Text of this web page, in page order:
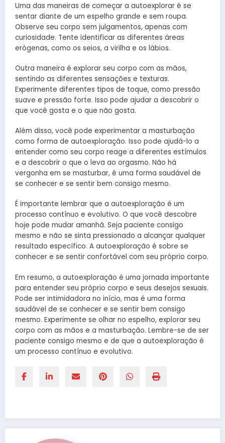
Uma das maneiras de começar a autoexplorar é se
sentar diante de um espelho grande e sem roupa.
Observe seu corpo sem julgamentos, apenas com
curiosidade. Tente identificar as diferentes áreas
erógenas, como os seios, a virilha e os lábios.
Outra maneira é explorar seu corpo com as mãos,
sentindo as diferentes sensações e texturas.
Experimente diferentes tipos de toque, como pressão
suave e pressão forte. Isso pode ajudar a descobrir o
que você gosta e o que não gosta.
Além disso, você pode experimentar a masturbação
como forma de autoexploração. Isso pode ajudá-lo a
entender como seu corpo reage a diferentes estímulos
e a descobrir o que o leva ao orgasmo. Não há
vergonha em se masturbar, é uma forma saudável de
se conhecer e se sentir bem consigo mesmo.
É importante lembrar que a autoexploração é um
processo contínuo e evolutivo. O que você descobre
hoje pode mudar amanhã. Seja paciente consigo
mesmo e não se sinta pressionado a alcançar qualquer
resultado específico. A autoexploração é sobre se
conhecer e se sentir confortável com seu próprio corpo.
Em resumo, a autoexploração é uma jornada importante
para entender seu próprio corpo e seus desejos sexuais.
Pode ser intimidadora no início, mas é uma forma
saudável de se conhecer e se sentir bem consigo
mesmo. Experimente se olhar no espelho, explorar seu
corpo com as mãos e a masturbação. Lembre-se de ser
paciente consigo mesmo e de que a autoexploração é
um processo contínuo e evolutivo.